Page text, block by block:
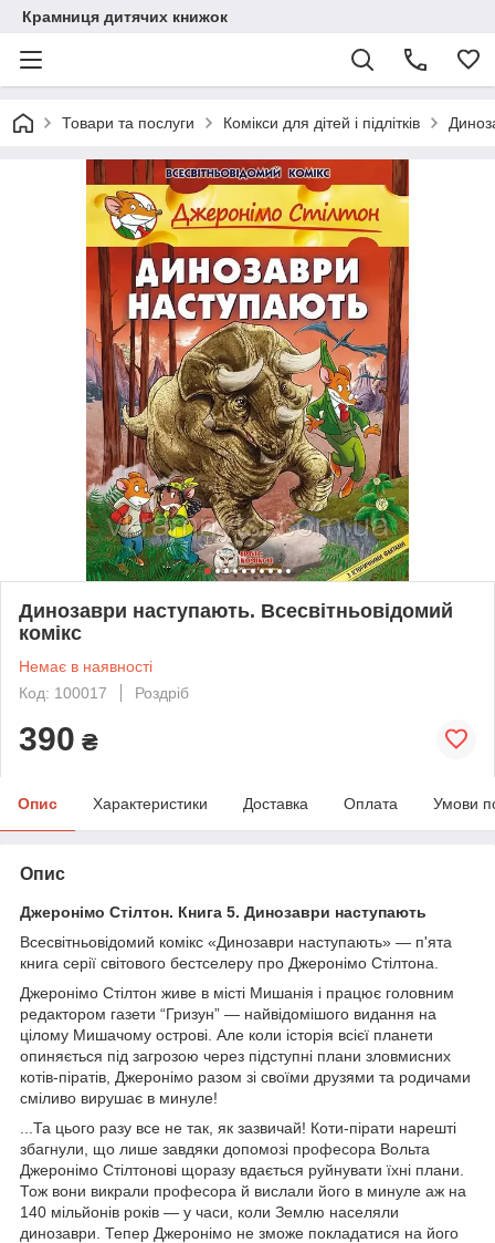
Крамниця дитячих книжок
Товари та послуги Комікси для дітей і підлітків
Динозаври наступають. Всесвітньовідомий
комікс
Немає в наявності
Код: 100017
Роздріб
390 ₴
Опис Характеристики Доставка Оплата Умови
Опис
Джеронімо Стілтон. Книга 5. Динозаври наступають
Всесвітньовідомий комікс «Динозаври наступають» — п'ята
книга серії світового бестселеру про Джеронімо Стілтона.
Джеронімо Стілтон живе в місті Мишанія і працює головним
редактором газети “Гризун” — найвідомішого видання на
цілому Мишачому острові. Але коли історія всієї планети
опиняється під загрозою через підступні плани зловмисних
котів-піратів, Джеронімо разом зі своїми друзями та родичами
сміливо вирушає в минуле!
...Та цього разу все не так, як зазвичай! Коти-пірати нарешті
збагнули, що лише завдяки допомозі професора Вольта
Джеронімо Стілтонові щоразу вдається руйнувати їхні плани.
Тож вони викрали професора й вислали його в минуле аж на
140 мільйонів років — у часи, коли Землю населяли
динозаври. Тепер Джеронімо не зможе покладатися на його